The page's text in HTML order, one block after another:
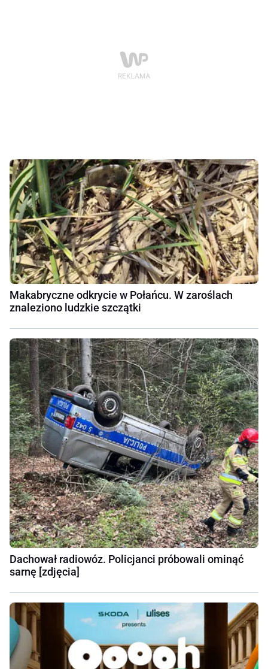
Makabryczne odkrycie w Połańcu. W zaroślach
znaleziono ludzkie szczątki
Dachował radiowóz. Policjanci próbowali ominąć
sarnę [zdjęcia]